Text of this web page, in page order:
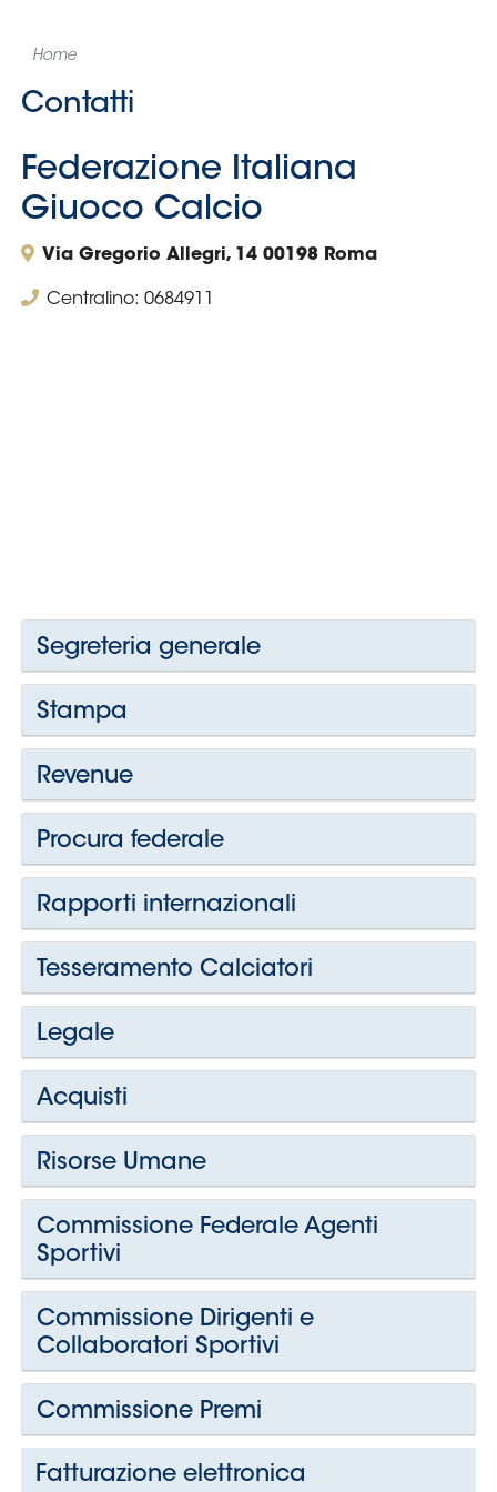
Home
Contatti
Federazione Italiana
Giuoco Calcio
Via Gregorio Allegri, 14 00198 Roma
Centralino: 0684911
Segreteria generale
Stampa
Revenue
Procura federale
Rapporti internazionali
Tesseramento Calciatori
Legale
Acquisti
Risorse Umane
Commissione Federale Agenti
Sportivi
Commissione Dirigenti e
Collaboratori Sportivi
Commissione Premi
Fatturazione elettronica